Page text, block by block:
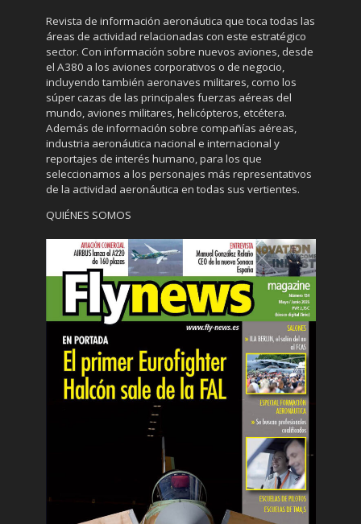
Revista de información aeronáutica que toca todas las
áreas de actividad relacionadas con este estratégico
sector. Con información sobre nuevos aviones, desde
el A380 a los aviones corporativos o de negocio,
incluyendo también aeronaves militares, como los
súper cazas de las principales fuerzas aéreas del
mundo, aviones militares, helicópteros, etcétera.
Además de información sobre compañías aéreas,
industria aeronáutica nacional e internacional y
reportajes de interés humano, para los que
seleccionamos a los personajes más representativos
de la actividad aeronáutica en todas sus vertientes.
QUIÉNES SOMOS